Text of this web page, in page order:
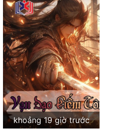
khoảng 19 giờ trước